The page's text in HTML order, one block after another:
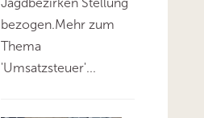
bezogen.Mehr zum
Thema
'Umsatzsteuer'...